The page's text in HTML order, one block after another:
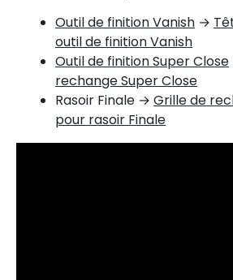
Outil de finition Vanish →
outil de finition Vanish
Outil de finition Super Close
rechange Super Close
Rasoir Finale → Grille de
pour rasoir Finale